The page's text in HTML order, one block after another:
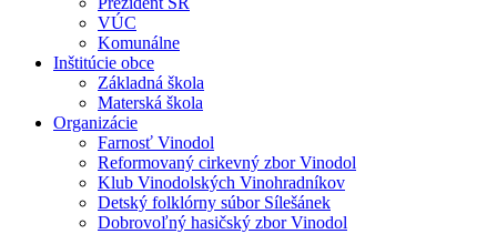
VÚC
Komunálne
Inštitúcie obce
Základná škola
Materská škola
Organizácie
Farnosť Vinodol
Reformovaný cirkevný zbor Vinodol
Klub Vinodolských Vinohradníkov
Detský folklórny súbor Sílešánek
Dobrovoľný hasičský zbor Vinodol